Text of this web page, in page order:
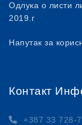
Одлука о листи
2019.г
Напутак за
Контакт
+387 33 728-